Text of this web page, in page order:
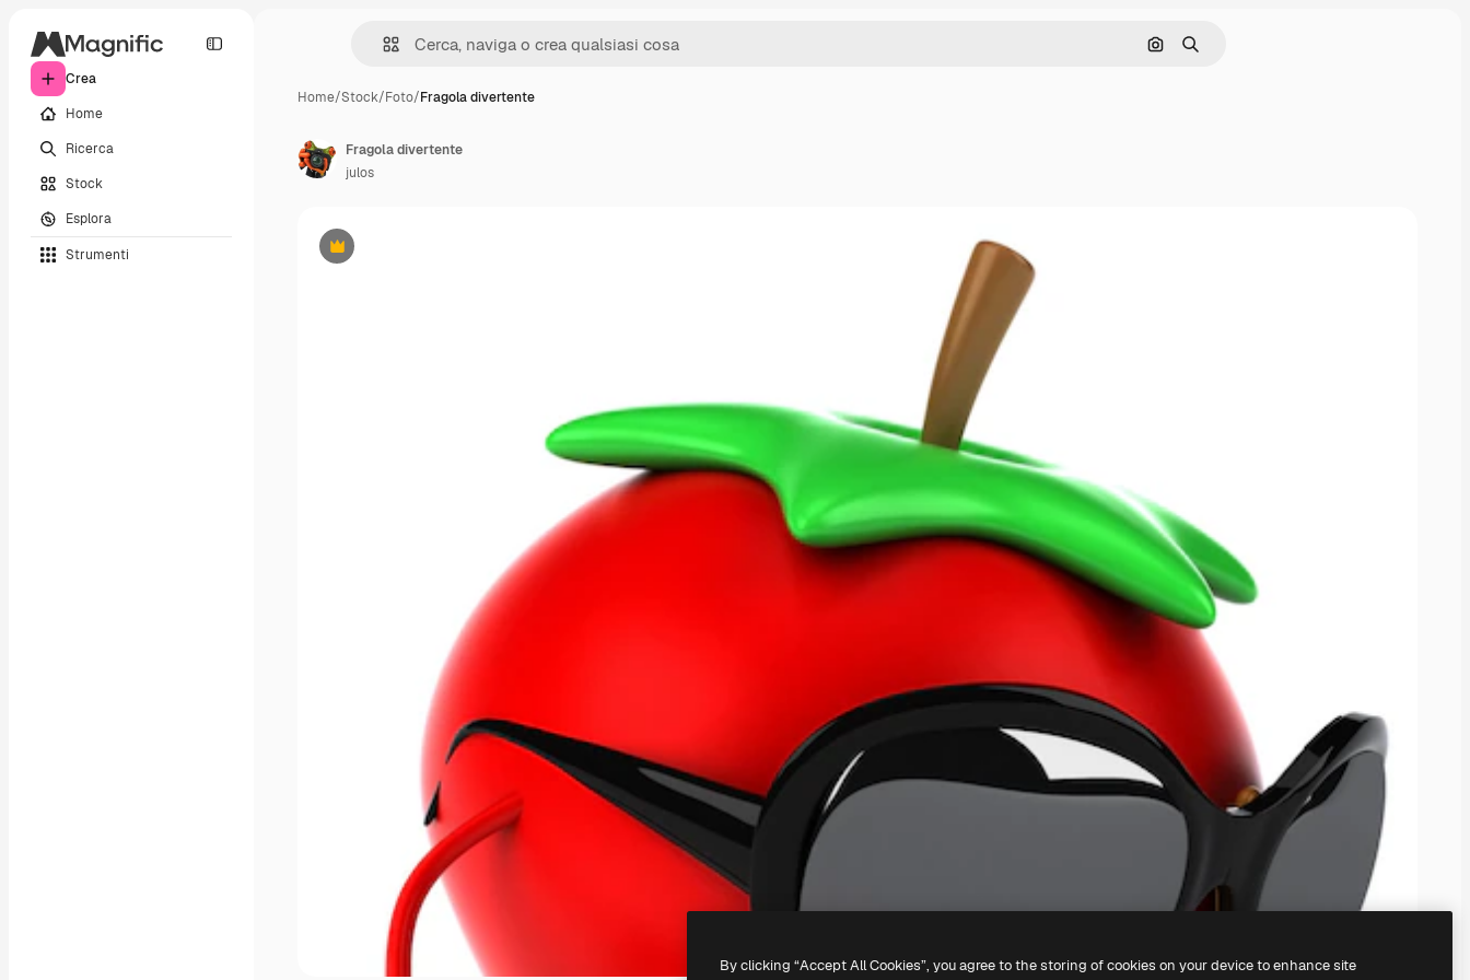
Crea
Home
Ricerca
Stock
Esplora
Strumenti
Cerca per immagine
Ricerca
Home/Stock/Foto/Fragola divertente
Premium
Fragola divertente
julos
By clicking “Accept All Cookies”, you agree to the storing of cookies on your device to enhance site